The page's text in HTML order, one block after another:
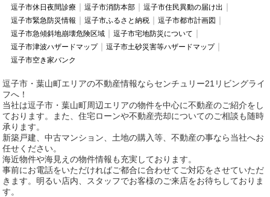
逗子市休日夜間診療
逗子市消防本部
逗子市住民異動の届け出
逗子市緊急防災情報
逗子市ふるさと納税
逗子市都市計画図
逗子市急傾斜地崩壊危険区域
逗子市宅地防災について
逗子市津波ハザードマップ
逗子市土砂災害等ハザードマップ
逗子市空き家バンク
逗子市・葉山町エリアの不動産情報ならセンチュリー21リビングライ
フへ！
当社は逗子市・葉山町周辺エリアの物件を中心に不動産のご紹介をし
ております。また、住宅ローンや不動産売却についてのご相談も随時
承ります。
新築戸建、中古マンション、土地の購入等、不動産の事なら当社へお
任せください。
海近物件や海見えの物件情報も充実しております。
事前にお電話をいただければご都合に合わせてご対応をさせていただ
きます。明るい店内、スタッフでお客様のご来店をお待ちしておりま
す。